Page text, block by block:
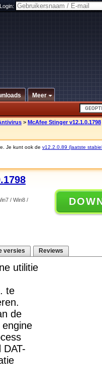
Login:
Meer
> McAfee Stinger v12.1.0.1798
Je kunt ook de v12.2.0.89 (laatste
/ Win8 /
versies Reviews
utilitie
te
de